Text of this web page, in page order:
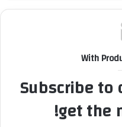
With
Subscribe to
get the